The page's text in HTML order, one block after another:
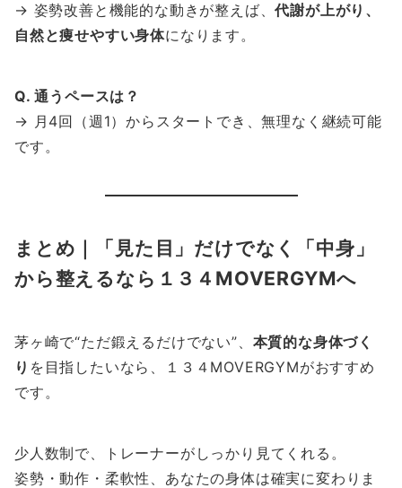
→ 姿勢改善と機能的な動きが整えば、代謝が上がり、
自然と痩せやすい身体になります。
Q. 通うペースは？
→ 月4回（週1）からスタートでき、無理なく継続可能
です。
まとめ｜「見た目」だけでなく「中身」
から整えるなら１３４MOVERGYMへ
茅ヶ崎で“ただ鍛えるだけでない”、 本質的な身体づく
り を目指したいなら、１３４MOVERGYMがおすすめ
です。
少人数制で、トレーナーがしっかり見てくれる。
姿勢・動作・柔軟性、あなたの身体は確実に変わりま